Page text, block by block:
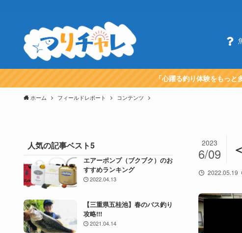
「心躍る釣り体験をもっ
ホーム フィールドレポート コンテンツ
2023
6/09
2022.05.19
人気の記事ベスト5
エアーポンプ（ブクブク）のお
すすめランキング
2022.04.13
【三重県五桂池】春のバス釣り
攻略!!!
2021.04.14